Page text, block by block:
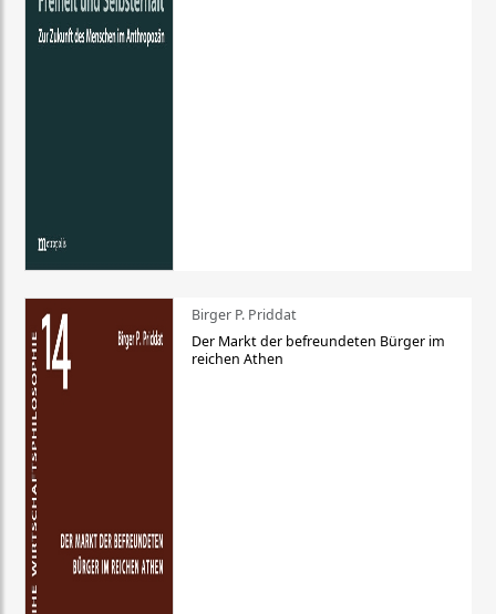
Birger P. Priddat
Der Markt der befreundeten Bürger im
reichen Athen